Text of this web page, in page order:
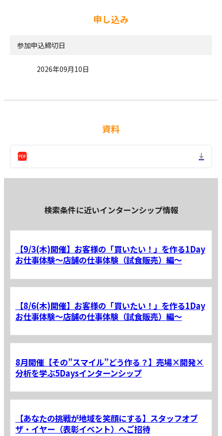
申し込み
参加申込締切日
2026年09月10日
資料
検索条件に近いインターンシップ情報
【9/3(木)開催】お客様の「買いたい！」を作る1Day
お仕事体験～店舗の仕事体験（試食販売）編～
【8/6(木)開催】お客様の「買いたい！」を作る1Day
お仕事体験～店舗の仕事体験（試食販売）編～
8月開催【その”スマイル”どう作る？】売場×開発×
分析を学ぶ5Daysインターンシップ
【あなたの挑戦が地域を笑顔にする】スタッフオブ
ザ・イヤー（表彰イベント）へご招待